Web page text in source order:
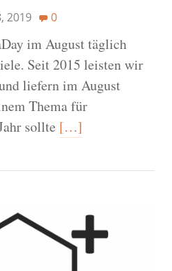
2019 0
im August täglich
Seit 2015 leisten wir
liefern im August
Thema für
sollte […]